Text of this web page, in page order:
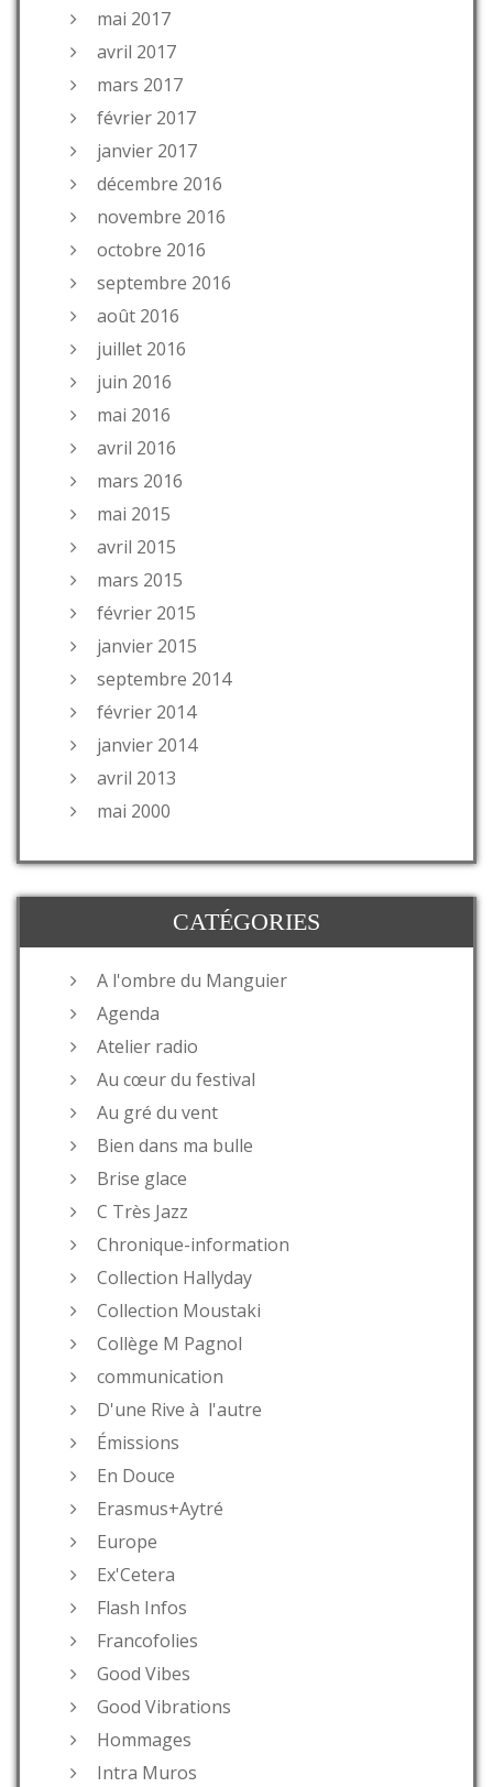
mai 2017
avril 2017
mars 2017
février 2017
janvier 2017
décembre 2016
novembre 2016
octobre 2016
septembre 2016
août 2016
juillet 2016
juin 2016
mai 2016
avril 2016
mars 2016
mai 2015
avril 2015
mars 2015
février 2015
janvier 2015
septembre 2014
février 2014
janvier 2014
avril 2013
mai 2000
CATÉGORIES
A l'ombre du Manguier
Agenda
Atelier radio
Au cœur du festival
Au gré du vent
Bien dans ma bulle
Brise glace
C Très Jazz
Chronique-information
Collection Hallyday
Collection Moustaki
Collège M Pagnol
communication
D'une Rive à l'autre
Émissions
En Douce
Erasmus+Aytré
Europe
Ex'Cetera
Flash Infos
Francofolies
Good Vibes
Good Vibrations
Hommages
Intra Muros